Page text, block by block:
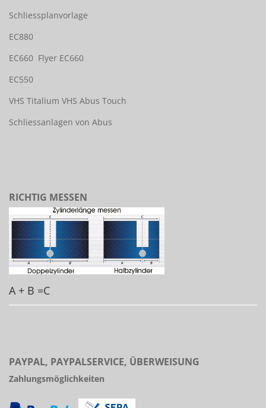
Schliessplanvorlage
EC880
EC660 Flyer EC660
EC550
VHS Titalium VHS Abus Touch
Schliessanlagen von Abus
RICHTIG MESSEN
A + B =C
PAYPAL, PAYPALSERVICE, ÜBERWEISUNG
Zahlungsmöglichkeiten